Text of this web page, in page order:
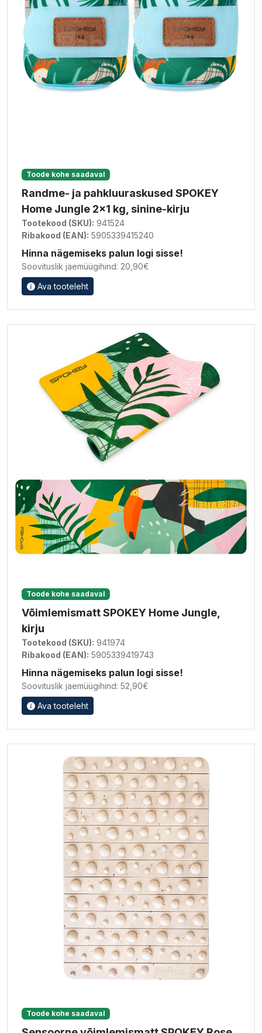
Toode kohe saadaval
Randme- ja pahkluuraskused SPOKEY
Home Jungle 2x1 kg, sinine-kirju
Tootekood (SKU): 941524
Ribakood (EAN): 5905339415240
Hinna nägemiseks palun logi sisse!
Soovituslik jaemüügihind: 20,90€
Ava tooteleht
Toode kohe saadaval
Võimlemismatt SPOKEY Home Jungle,
kirju
Tootekood (SKU): 941974
Ribakood (EAN): 5905339419743
Hinna nägemiseks palun logi sisse!
Soovituslik jaemüügihind: 52,90€
Ava tooteleht
Toode kohe saadaval